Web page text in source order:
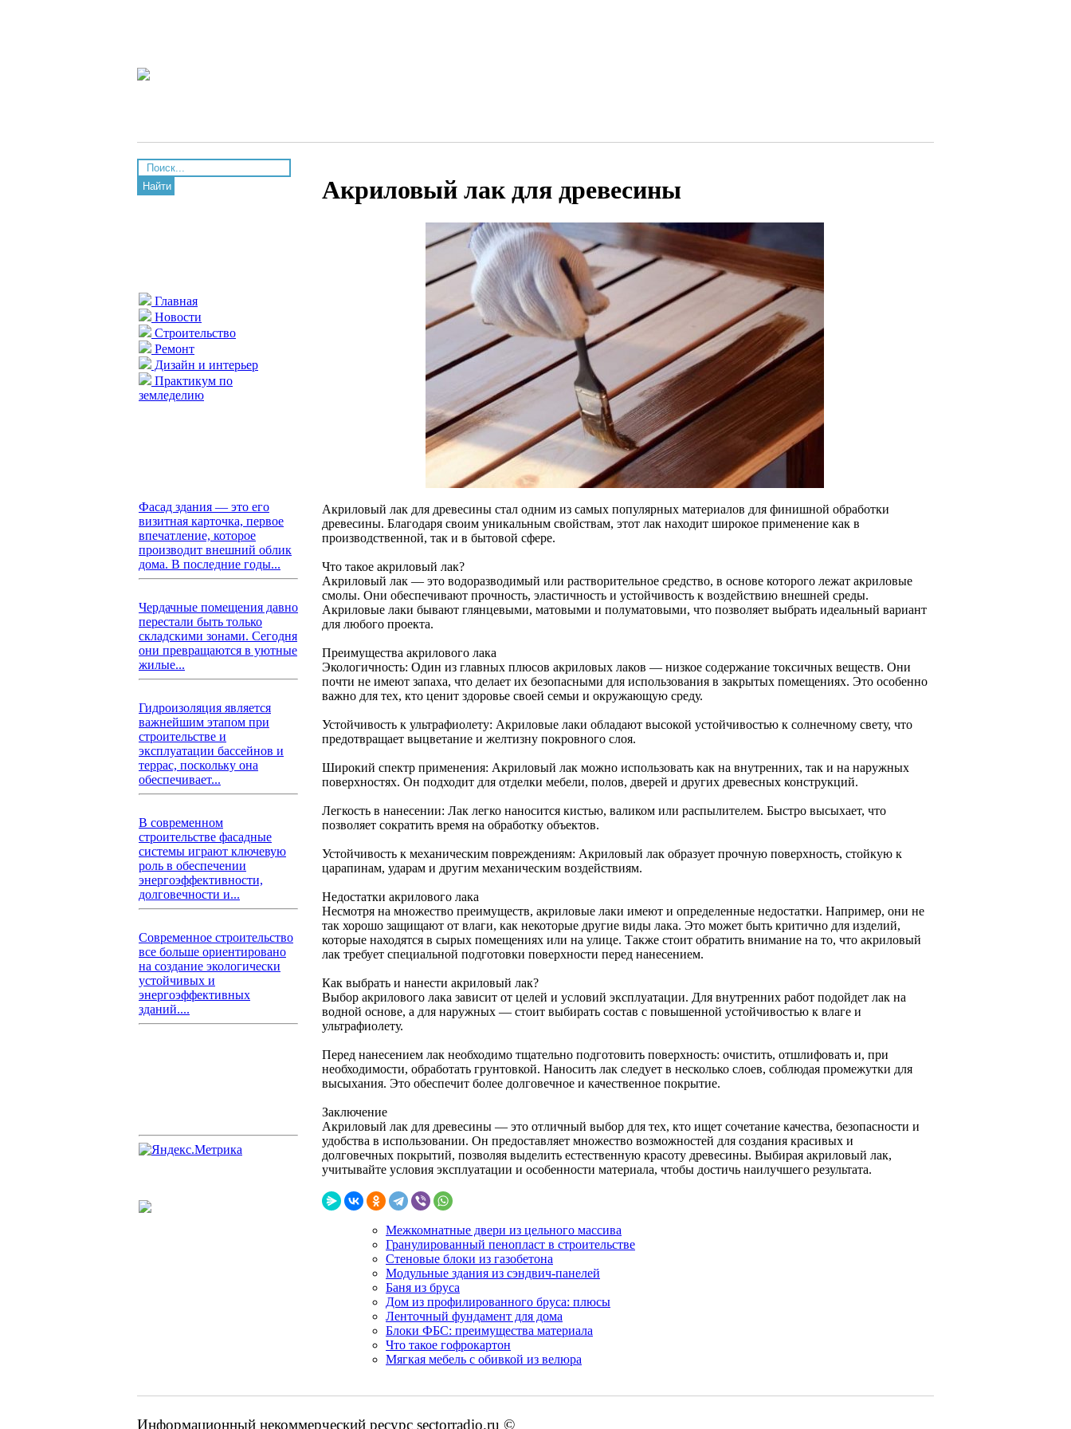
Найти
Главная
Новости
Строительство
Ремонт
Дизайн и интерьер
Практикум по
земледелию
Фасад здания — это его
визитная карточка, первое
впечатление, которое
производит внешний облик
дома. В последние годы...
Чердачные помещения давно
перестали быть только
складскими зонами. Сегодня
они превращаются в уютные
жилые...
Гидроизоляция является
важнейшим этапом при
строительстве и
эксплуатации бассейнов и
террас, поскольку она
обеспечивает...
В современном
строительстве фасадные
системы играют ключевую
роль в обеспечении
энергоэффективности,
долговечности и...
Современное строительство
все больше ориентировано
на создание экологически
устойчивых и
энергоэффективных
зданий....
Акриловый лак для древесины
Акриловый лак для древесины стал одним из самых популярных материалов для финишной обработки
древесины. Благодаря своим уникальным свойствам, этот лак находит широкое применение как в
производственной, так и в бытовой сфере.
Что такое акриловый лак?
Акриловый лак — это водоразводимый или растворительное средство, в основе которого лежат акриловые
смолы. Они обеспечивают прочность, эластичность и устойчивость к воздействию внешней среды.
Акриловые лаки бывают глянцевыми, матовыми и полуматовыми, что позволяет выбрать идеальный вариант
для любого проекта.
Преимущества акрилового лака
Экологичность: Один из главных плюсов акриловых лаков — низкое содержание токсичных веществ. Они
почти не имеют запаха, что делает их безопасными для использования в закрытых помещениях. Это особенно
важно для тех, кто ценит здоровье своей семьи и окружающую среду.
Устойчивость к ультрафиолету: Акриловые лаки обладают высокой устойчивостью к солнечному свету, что
предотвращает выцветание и желтизну покровного слоя.
Широкий спектр применения: Акриловый лак можно использовать как на внутренних, так и на наружных
поверхностях. Он подходит для отделки мебели, полов, дверей и других древесных конструкций.
Легкость в нанесении: Лак легко наносится кистью, валиком или распылителем. Быстро высыхает, что
позволяет сократить время на обработку объектов.
Устойчивость к механическим повреждениям: Акриловый лак образует прочную поверхность, стойкую к
царапинам, ударам и другим механическим воздействиям.
Недостатки акрилового лака
Несмотря на множество преимуществ, акриловые лаки имеют и определенные недостатки. Например, они не
так хорошо защищают от влаги, как некоторые другие виды лака. Это может быть критично для изделий,
которые находятся в сырых помещениях или на улице. Также стоит обратить внимание на то, что акриловый
лак требует специальной подготовки поверхности перед нанесением.
Как выбрать и нанести акриловый лак?
Выбор акрилового лака зависит от целей и условий эксплуатации. Для внутренних работ подойдет лак на
водной основе, а для наружных — стоит выбирать состав с повышенной устойчивостью к влаге и
ультрафиолету.
Перед нанесением лак необходимо тщательно подготовить поверхность: очистить, отшлифовать и, при
необходимости, обработать грунтовкой. Наносить лак следует в несколько слоев, соблюдая промежутки для
высыхания. Это обеспечит более долговечное и качественное покрытие.
Заключение
Акриловый лак для древесины — это отличный выбор для тех, кто ищет сочетание качества, безопасности и
удобства в использовании. Он предоставляет множество возможностей для создания красивых и
долговечных покрытий, позволяя выделить естественную красоту древесины. Выбирая акриловый лак,
учитывайте условия эксплуатации и особенности материала, чтобы достичь наилучшего результата.
Межкомнатные двери из цельного массива
Гранулированный пенопласт в строительстве
Стеновые блоки из газобетона
Модульные здания из сэндвич-панелей
Баня из бруса
Дом из профилированного бруса: плюсы
Ленточный фундамент для дома
Блоки ФБС: преимущества материала
Что такое гофрокартон
Мягкая мебель с обивкой из велюра
Информационный некоммерческий ресурс sectorradio.ru ©